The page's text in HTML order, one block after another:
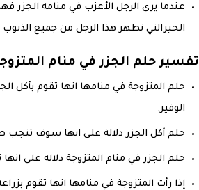
‏عندما يرى الرجل الأعزب في منامه الجزر
الخيرالتي تطهر هذا الرجل من جميع
تفسير حلم الجزر في منام
حلم المتزوجة في منامها انها تقوم بأكل
الوفير.
حلم أكل الجزر دلالة على انها سوف تنجب
حلم الجزر في منام المتزوجة دلاله على
إذا رأت المتزوجة في منامها انها تقوم